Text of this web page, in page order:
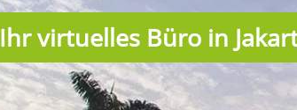
Ihr virtuelles Büro in